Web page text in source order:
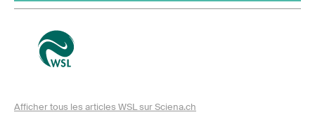
Afficher tous les articles WSL sur Sciena.ch